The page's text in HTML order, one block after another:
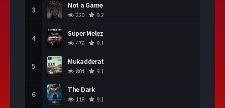
3 Not a Game
220 9.2
4 Süper Melez
476 9.1
5 Mukadderat
804 9.1
6 The Dark
118 9.1